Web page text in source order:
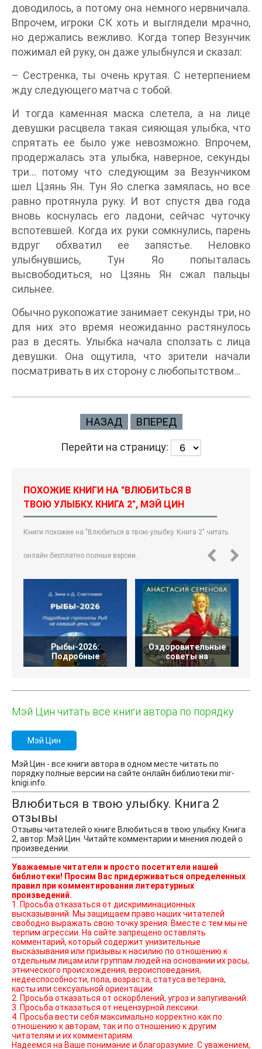
доводилось, а потому она немного нервничала.
Впрочем, игроки СК хоть и выглядели мрачно,
но держались вежливо. Когда топер Везунчик
пожимал ей руку, он даже улыбнулся и сказал:
– Сестренка, ты очень крутая. С нетерпением
жду следующего матча с тобой.
И тогда каменная маска слетела, а на лице
девушки расцвела такая сияющая улыбка, что
спрятать ее было уже невозможно. Впрочем,
продержалась эта улыбка, наверное, секунды
три… потому что следующим за Везунчиком
шел Цзянь Ян. Тун Яо слегка замялась, но все
равно протянула руку. И вот спустя два года
вновь коснулась его ладони, сейчас чуточку
вспотевшей. Когда их руки сомкнулись, парень
вдруг обхватил ее запястье. Неловко
улыбнувшись, Тун Яо попыталась
высвободиться, но Цзянь Ян сжал пальцы
сильнее.
Обычно рукопожатие занимает секунды три, но
для них это время неожиданно растянулось
раз в десять. Улыбка начала сползать с лица
девушки. Она ощутила, что зрители начали
посматривать в их сторону с любопытством…
НАЗАД ВПЕРЕД
Перейти на страницу:
ПОХОЖИЕ КНИГИ НА "ВЛЮБИТЬСЯ В
ТВОЮ УЛЫБКУ. КНИГА 2", МЭЙ ЦИН
Книги похожие на "Влюбиться в твою улыбку. Книга 2" читать
онлайн бесплатно полные версии.
Рыбы-2026:
Подробные
Оздоровительные
советы на
Мэй Цин читать все книги автора по порядку
Мэй Цин
Мэй Цин - все книги автора в одном месте читать по
порядку полные версии на сайте онлайн библиотеки mir-
knigi.info.
Влюбиться в твою улыбку. Книга 2
отзывы
Отзывы читателей о книге Влюбиться в твою улыбку. Книга
2, автор: Мэй Цин. Читайте комментарии и мнения людей о
произведении.
Уважаемые читатели и просто посетители нашей
библиотеки! Просим Вас придерживаться определенных
правил при комментировании литературных
произведений.
1. Просьба отказаться от дискриминационных
высказываний. Мы защищаем право наших читателей
свободно выражать свою точку зрения. Вместе с тем мы не
терпим агрессии. На сайте запрещено оставлять
комментарий, который содержит унизительные
высказывания или призывы к насилию по отношению к
отдельным лицам или группам людей на основании их расы,
этнического происхождения, вероисповедания,
недееспособности, пола, возраста, статуса ветерана,
касты или сексуальной ориентации.
2. Просьба отказаться от оскорблений, угроз и запугиваний.
3. Просьба отказаться от нецензурной лексики.
4. Просьба вести себя максимально корректно как по
отношению к авторам, так и по отношению к другим
читателям и их комментариям.
Надеемся на Ваше понимание и благоразумие. С уважением,